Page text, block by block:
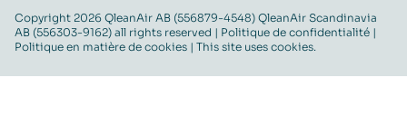
Copyright 2026 QleanAir AB (556879-4548) QleanAir Scandinavia
AB (556303-9162) all rights reserved | Politique de confidentialité |
Politique en matière de cookies | This site uses cookies.